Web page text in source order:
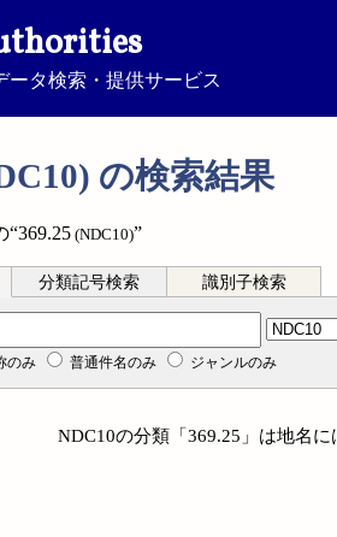
ータ検索・提供サービス
の検索結果
(NDC10)”
分類記号検索 識別子検索
のみ 普通件名のみ ジャンルのみ
NDC10の分類「369.25」は地名